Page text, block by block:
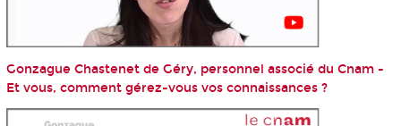
Gonzague Chastenet de Géry, personnel associé du Cnam -
Et vous, comment gérez-vous vos connaissances ?